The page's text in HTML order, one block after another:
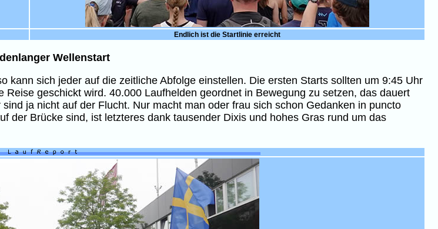
Endlich ist die Startlinie erreicht
Wellenstart
sich jeder auf die zeitliche Abfolge einstellen. Die ersten Starts sollten um 9:45 Uhr
geschickt wird. 40.000 Laufhelden geordnet in Bewegung zu setzen, das dauert
ja nicht auf der Flucht. Nur macht man oder frau sich schon Gedanken in puncto
der Brücke sind, ist letzteres dank tausender Dixis und hohes Gras rund um das